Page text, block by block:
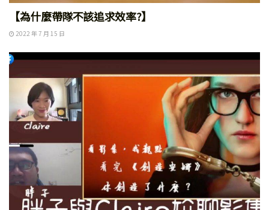
【為什麼帶隊不該追求效率?】
2022 年 7 月 15 日